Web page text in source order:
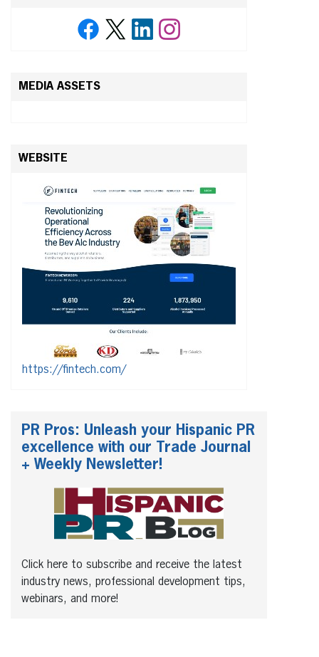
MEDIA ASSETS
WEBSITE
https://fintech.com/
PR Pros: Unleash your Hispanic PR
excellence with our Trade Journal
+ Weekly Newsletter!
Click here to subscribe and receive the latest
industry news, professional development tips,
webinars, and more!